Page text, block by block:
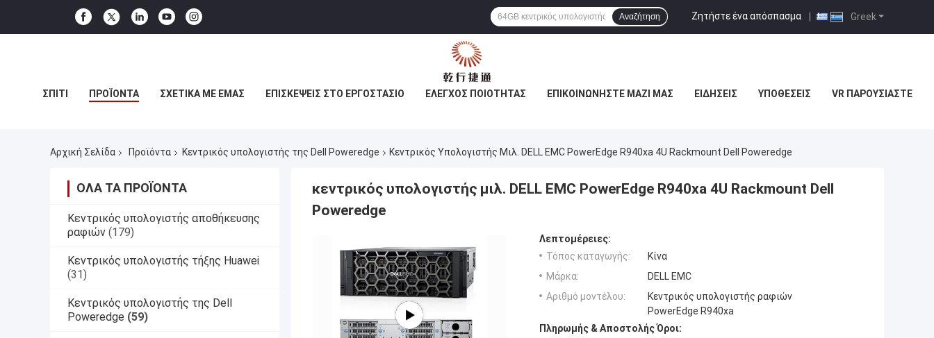
Greek
Ζητήστε ένα απόσπασμα |
Αναζήτηση
ΣΠΊΤΙ ΠΡΟΪΌΝΤΑ ΣΧΕΤΙΚΆ ΜΕ ΕΜΆΣ ΕΠΙΣΚΈΨΕΙΣ ΣΤΟ ΕΡΓΟΣΤΆΣΙΟ ΈΛΕΓΧΟΣ ΠΟΙΌΤΗΤΑΣ ΕΠΙΚΟΙΝΩΝΉΣΤΕ ΜΑΖΊ ΜΑΣ ΕΙΔΉΣΕΙΣ ΥΠΟΘΈΣΕΙΣ VR ΠΑΡΟΥΣΙΆΣΤΕ
Αρχική Σελίδα Προϊόντα Κεντρικός υπολογιστής της Dell Poweredge Κεντρικός Υπολογιστής Μιλ. DELL EMC PowerEdge R940xa 4U Rackmount Dell Poweredge
ΌΛΑ ΤΑ ΠΡΟΪΌΝΤΑ
Κεντρικός υπολογιστής αποθήκευσης
ραφιών (179)
Κεντρικός υπολογιστής τήξης Huawei
(31)
Κεντρικός υπολογιστής της Dell
Poweredge (59)
κεντρικός υπολογιστής μιλ. DELL EMC PowerEdge R940xa 4U Rackmount Dell
Poweredge
Λεπτομέρειες:
Τόπος καταγωγής:
Κίνα
Μάρκα:
DELL EMC
Αριθμό μοντέλου:
Κεντρικός υπολογιστής ραφιών
PowerEdge R940xa
Πληρωμής & Αποστολής Όροι: